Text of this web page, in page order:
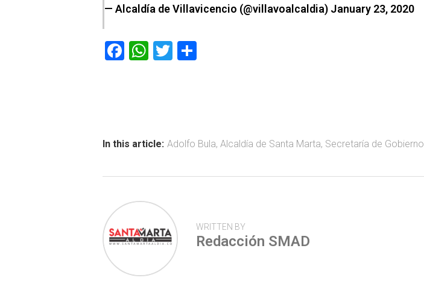
— Alcaldía de Villavicencio (@villavoalcaldia) January 23, 2020
F
ok
W
p
T
tir
In this article: Adolfo Bula, Alcaldía de Santa Marta, Secretaría de Gobierno
WRITTEN BY
Redacción SMAD